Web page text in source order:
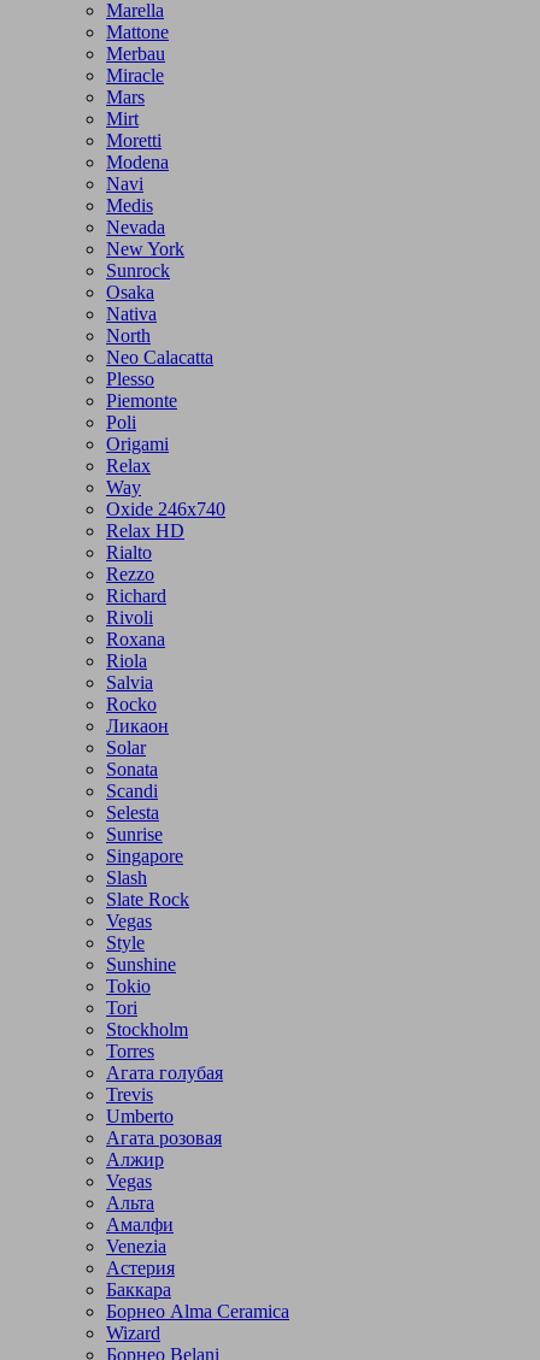
Marella
Mattone
Merbau
Miracle
Mars
Mirt
Moretti
Modena
Navi
Medis
Nevada
New York
Sunrock
Osaka
Nativa
North
Neo Calacatta
Plesso
Piemonte
Poli
Origami
Relax
Way
Oxide 246x740
Relax HD
Rialto
Rezzo
Richard
Rivoli
Roxana
Riola
Salvia
Rocko
Ликаон
Solar
Sonata
Scandi
Selesta
Sunrise
Singapore
Slash
Slate Rock
Vegas
Style
Sunshine
Tokio
Tori
Stockholm
Torres
Агата голубая
Trevis
Umberto
Агата розовая
Алжир
Vegas
Альта
Амалфи
Venezia
Астерия
Баккара
Борнео Alma Ceramica
Wizard
Борнео Belani